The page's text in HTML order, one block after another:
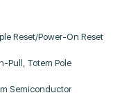
Reset/Power-On Reset
Pull, Totem Pole
Semiconductor